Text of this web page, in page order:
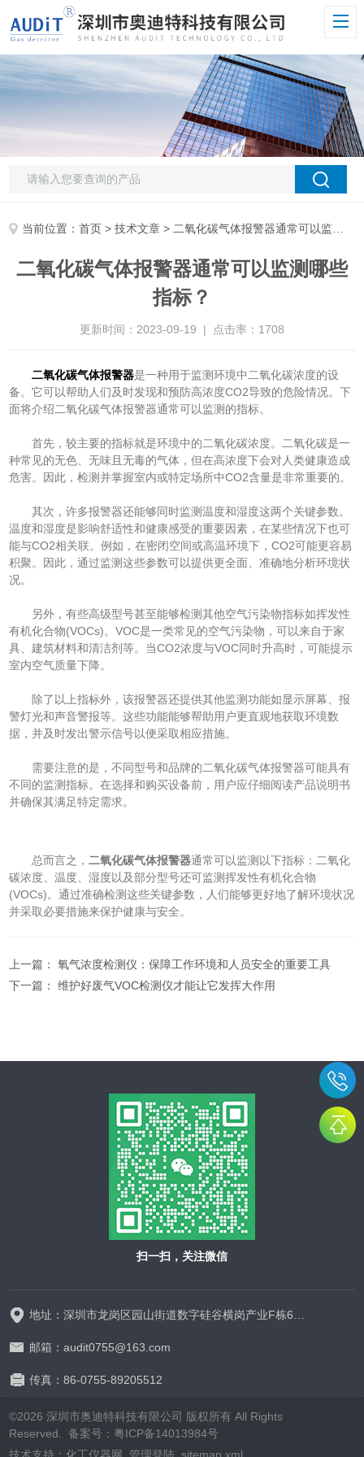
当前位置：首页 >技术文章 > 二氧化碳气体报警器通常可以监测哪些指标？
二氧化碳气体报警器通常可以监测哪些
指标？
更新时间：2023-09-19 | 点击率：1708
二氧化碳气体报警器是一种用于监测环境中二氧化碳浓度的设
备。它可以帮助人们及时发现和预防高浓度CO2导致的危险情况。下
面将介绍二氧化碳气体报警器通常可以监测的指标。
首先，较主要的指标就是环境中的二氧化碳浓度。二氧化碳是一
种常见的无色、无味且无毒的气体，但在高浓度下会对人类健康造成
危害。因此，检测并掌握室内或特定场所中CO2含量是非常重要的。
其次，许多报警器还能够同时监测温度和湿度这两个关键参数。
温度和湿度是影响舒适性和健康感受的重要因素，在某些情况下也可
能与CO2相关联。例如，在密闭空间或高温环境下，CO2可能更容易
积聚。因此，通过监测这些参数可以提供更全面、准确地分析环境状
况。
另外，有些高级型号甚至能够检测其他空气污染物指标如挥发性
有机化合物(VOCs)。VOC是一类常见的空气污染物，可以来自于家
具、建筑材料和清洁剂等。当CO2浓度与VOC同时升高时，可能提示
室内空气质量下降。
除了以上指标外，该报警器还提供其他监测功能如显示屏幕、报
警灯光和声音警报等。这些功能能够帮助用户更直观地获取环境数
据，并及时发出警示信号以便采取相应措施。
需要注意的是，不同型号和品牌的二氧化碳气体报警器可能具有
不同的监测指标。在选择和购买设备前，用户应仔细阅读产品说明书
并确保其满足特定需求。
总而言之，二氧化碳气体报警器通常可以监测以下指标：二氧化
碳浓度、温度、湿度以及部分型号还可监测挥发性有机化合物
(VOCs)。通过准确检测这些关键参数，人们能够更好地了解环境状况
并采取必要措施来保护健康与安全。
上一篇：氧气浓度检测仪：保障工作环境和人员安全的重要工具
下一篇：维护好废气VOC检测仪才能让它发挥大作用
扫一扫，关注微信
地址：深圳市龙岗区园山街道数字硅谷横岗产业F栋628-629
邮箱：audit0755@163.com
传真：86-0755-89205512
©2026 深圳市奥迪特科技有限公司 版权所有 All Rights
Reserved. 备案号：粤ICP备14013984号